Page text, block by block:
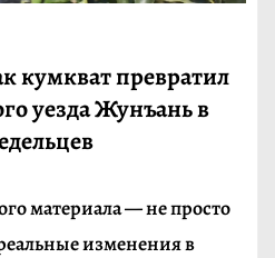
кумкват превратил
уезда Жунъань в
материала — не просто
изменения в